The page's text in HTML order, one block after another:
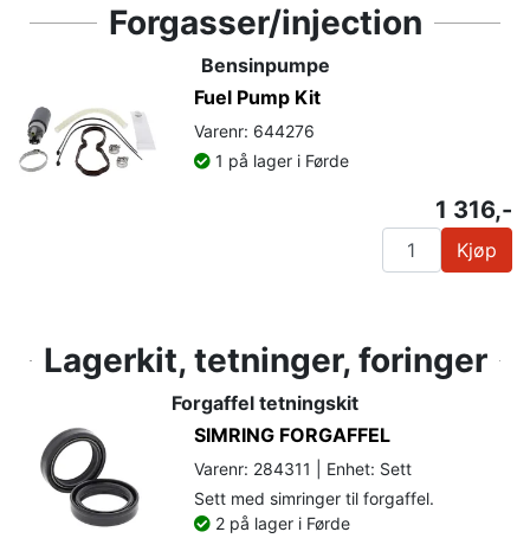
Forgasser/injection
Bensinpumpe
Fuel Pump Kit
Varenr: 644276
1 på lager i Førde
1 316,-
Kjøp
Lagerkit, tetninger, foringer
Forgaffel tetningskit
SIMRING FORGAFFEL
Varenr: 284311 | Enhet: Sett
Sett med simringer til forgaffel.
2 på lager i Førde